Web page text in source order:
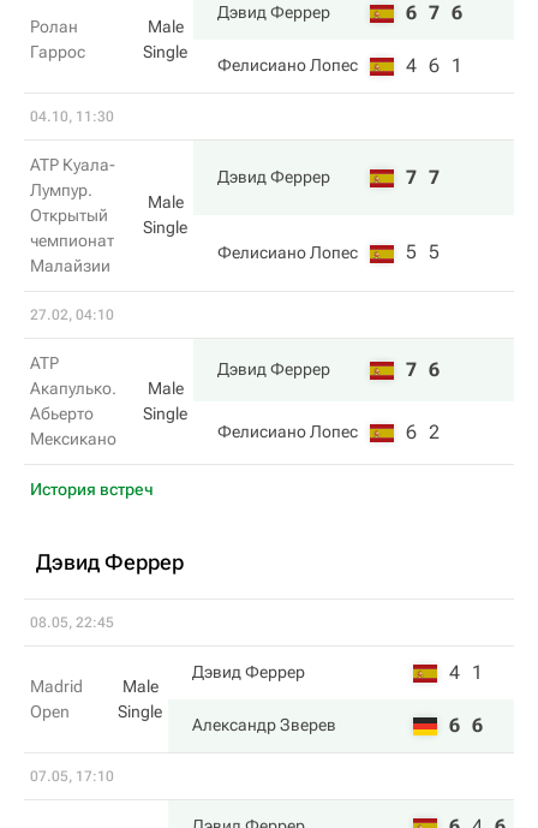
Ролан
Гаррос
Male
Single
Дэвид Феррер 6 7 6
Фелисиано Лопес 4 6 1
04.10, 11:30
ATP Куала-
Лумпур.
Открытый
чемпионат
Малайзии
Male
Single
Дэвид Феррер 7 7
Фелисиано Лопес 5 5
27.02, 04:10
ATP
Акапулько.
Абьерто
Мексикано
Male
Single
Дэвид Феррер 7 6
Фелисиано Лопес 6 2
История встреч
Дэвид Феррер
08.05, 22:45
Madrid
Open
Male
Single
Дэвид Феррер 4 1
Александр Зверев 6 6
07.05, 17:10